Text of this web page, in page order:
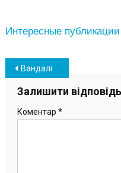
Интересные
Навігація
записів
Вандалізм в Южному: невідомі вирвали кущі хризантем в одному зі скверів
Залишити відповідь
Коментар *